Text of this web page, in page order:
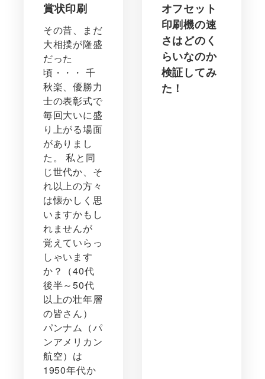
賞状印刷
その昔、まだ
大相撲が隆盛
だった
頃・・・ 千
秋楽、優勝力
士の表彰式で
毎回大いに盛
り上がる場面
がありまし
た。 私と同
じ世代か、そ
れ以上の方々
は懐かしく思
いますかもし
れませんが
覚えていらっ
しゃいます
か？（40代
後半～50代
以上の壮年層
の皆さん）
パンナム（パ
ンアメリカン
航空）は
1950年代か
オフセット
印刷機の速
さはどのく
らいなのか
検証してみ
た！